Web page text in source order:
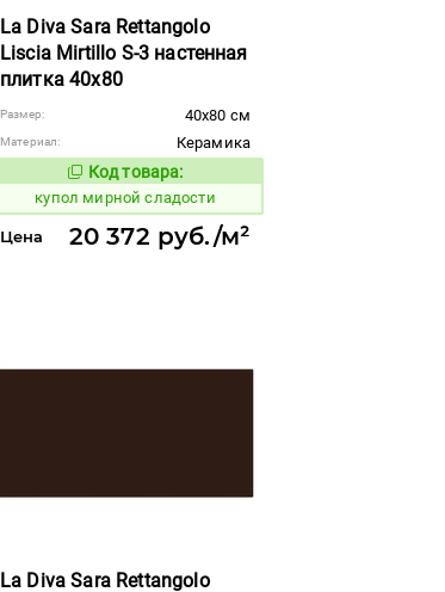
La Diva Sara Rettangolo
Liscia Mirtillo S-3 настенная
плитка 40x80
Размер: 40x80 см
Материал:
Керамика
Код товара:
850970 Код товара:
купол мирной сладости
Цена 20 372 руб./м²
La Diva Sara Rettangolo